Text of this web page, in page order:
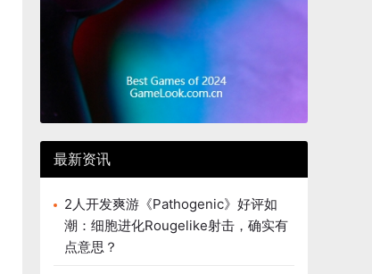
最新资讯
2人开发爽游《Pathogenic》好评如
潮：细胞进化Rougelike射击，确实有
点意思？